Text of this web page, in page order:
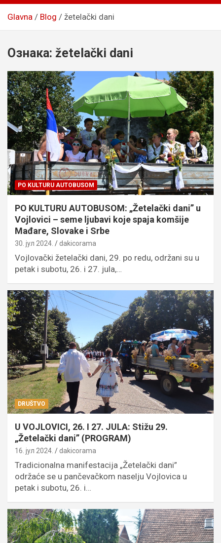
Glavna Blog žetelački dani
Ознака: žetelački dani
PO KULTURU AUTOBUSOM
PO KULTURU AUTOBUSOM: „Žetelački dani” u
Vojlovici – seme ljubavi koje spaja komšije
Mađare, Slovake i Srbe
30. јул 2024. dakicorama
Vojlovački žetelački dani, 29. po redu, održani su u
petak i subotu, 26. i 27. jula,…
DRUŠTVO
U VOJLOVICI, 26. I 27. JULA: Stižu 29.
„Žetelački dani” (PROGRAM)
16. јул 2024. dakicorama
Tradicionalna manifestacija „Žetelački dani”
održaće se u pančevačkom naselju Vojlovica u
petak i subotu, 26. i…